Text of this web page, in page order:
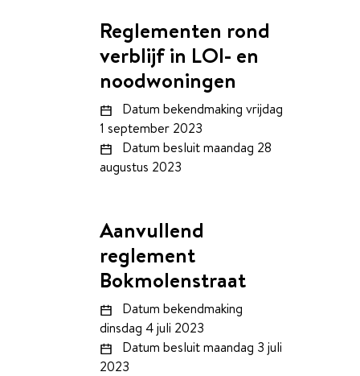
Reglementen rond
verblijf in LOI- en
noodwoningen
Datum bekendmaking vrijdag
1 september 2023
Datum besluitmaandag 28
augustus 2023
Aanvullend
reglement
Bokmolenstraat
Datum bekendmaking
dinsdag 4 juli 2023
Datum besluitmaandag 3 juli
2023